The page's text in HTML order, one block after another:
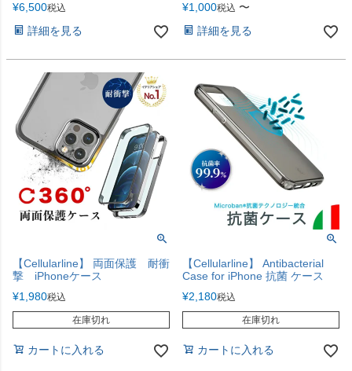
iPhoneカバー アイフォンケー
ス アイホン 高級 革製品 おしゃ
れ かっこいい クリスマス トナ
¥6,500税込
詳細を見る
¥1,000税込 〜
詳細を見る
【Cellularline】 両面保護 耐衝
撃 iPhoneケース
¥1,980税込
在庫切れ
カートに入れる
【Cellularline】 Antibacterial
Case for iPhone 抗菌 ケース
¥2,180税込
在庫切れ
カートに入れる